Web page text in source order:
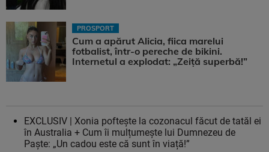
PROSPORT
Cum a apărut Alicia, fiica marelui
fotbalist, într-o pereche de bikini.
Internetul a explodat: „Zeiță superbă!”
EXCLUSIV | Xonia poftește la cozonacul făcut de tatăl ei
în Australia + Cum îi mulțumește lui Dumnezeu de
Paște: „Un cadou este că sunt în viață!”